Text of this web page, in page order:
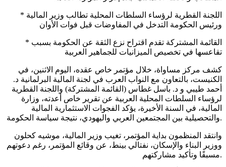
* اللجنة القطرية لرؤساء السلطات المحلية تطالب وزير المالية
ورئيس الحكومة التدخل في المفاوضات قبل فوات الأوان
* القائمة المشتركة تقدم اقتراح نزع الثقة عن الحكومة بسبب
تقاعسها في تخصيص الميزانيات للجماهير العربية
كشف مركز مساواة، خلال مؤتمر خاص عقده، اليوم الاثنين، في
الكنيست، بالتعاون مع النواب العرب في لجنة المالية البرلمانية د.
أحمد طيبي و د. باسل غطاس (القائمة المشتركة) واللجنة القطرية
لرؤساء السلطات المحلية العربية عن تقرير خاص أعدته، وزارة
المالية، في السنة الأخيرة، يؤكد الفجوات الاستثمارية المالية
والتحصيلية بين المجتمعين العربي واليهودي، نتيجة سياسة الحكومة.
وانتقد المنظمون بداية المؤتمر، تغيب وزير المالية، موشيه كحلون
ووزير البناء والإسكان، نفتالي بينط، عن وقائع المؤتمر، رغم دعوتهم
مسبقًا وتأكيد مشاركتهم.